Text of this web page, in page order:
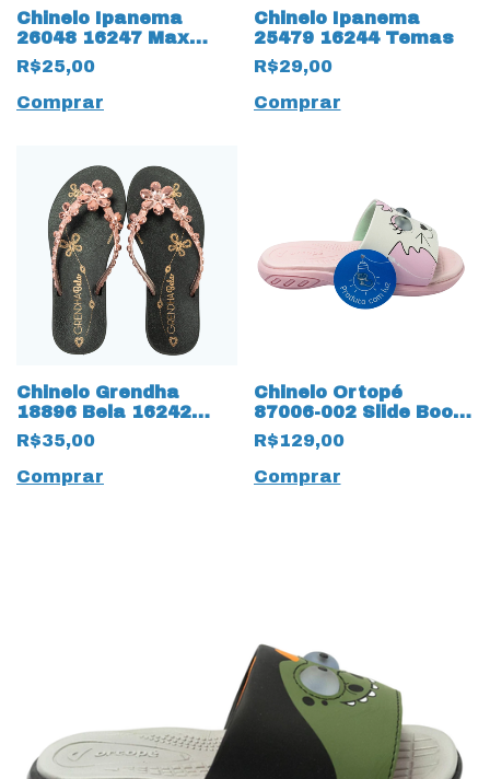
Chinelo Ipanema
26048 16247 Max
Steel
R$25,00
Comprar
Chinelo Ipanema
25479 16244 Temas
R$29,00
Comprar
Chinelo Grendha
18896 Bela 16242
Cacau
R$35,00
Comprar
Chinelo Ortopé
87006-002 Slide Booh
com LED 14034 Rosa
R$129,00
Comprar